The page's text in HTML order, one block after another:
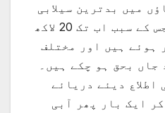
میں بدترین سیلابی
صورتحال برقرار ہے جس کے سبب اب تک 20 لاکھ
ہوئے ہیں اور مختلف
33 افراد جاں بحق ہو چکے ہیں۔
اطلاع دیئے دریائے
ایک بار پھر آبی